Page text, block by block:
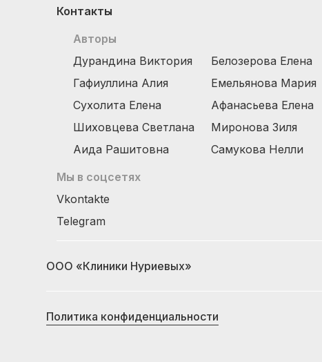
Контакты
Авторы
Дурандина Виктория
Гафиуллина Алия
Сухолита Елена
Шиховцева Светлана
Аида Рашитовна
Белозерова Елена
Емельянова Мария
Афанасьева Елена
Миронова Зиля
Самукова Нелли
Мы в соцсетях
Vkontakte
Telegram
ООО «Клиники Нуриевых»
Политика конфиденциальности